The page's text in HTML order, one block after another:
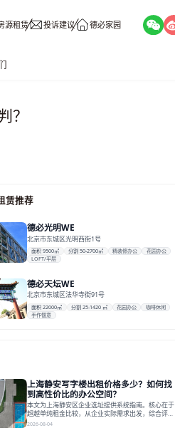
源租赁 投诉建议 德必家园
？
赁推荐
德必光明WE
北京市东城区光明西街1号
面积 9500㎡ 分割 50-2700㎡ 精装修办公
花园办公
LOFT/平层
德必天坛WE
北京市东城区法华寺街91号
面积 22000㎡ 分割 25-1420 ㎡ 花园办公
咖啡休闲
手作惬意
上海静安写字楼出租价格多少？如何找
到高性价比的办公空间？
本文为上海静安区企业选址提供系统指南。核心在于
超越单纯租金比较，从企业实际需求出发，综合评估
交通、硬件、空间弹性、配套服务及产业生态等多维
2026-08-04